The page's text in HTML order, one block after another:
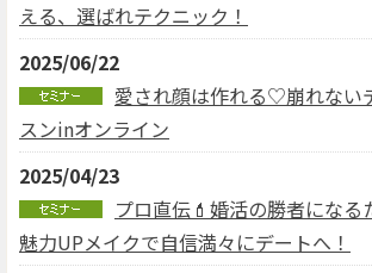
える、選ばれテクニック！
2025/06/22
愛され顔は作れる♡崩れない
スンinオンライン
2025/04/23
プロ直伝💄婚活の勝者になる
魅力UPメイクで自信満々にデートへ！